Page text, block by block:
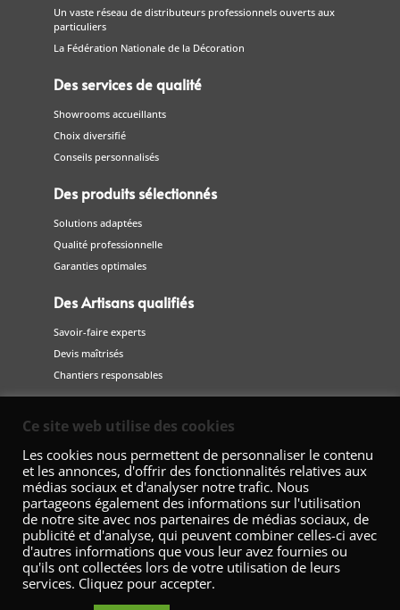
Un vaste réseau de distributeurs professionnels ouverts aux
particuliers
La Fédération Nationale de la Décoration
Des services de qualité
Showrooms accueillants
Choix diversifié
Conseils personnalisés
Des produits sélectionnés
Solutions adaptées
Qualité professionnelle
Garanties optimales
Des Artisans qualifiés
Savoir-faire experts
Devis maîtrisés
Chantiers responsables
Fédération Nationale de la Décoration – 42 Avenue Marceau 75008
Ce site web utilise des cookies
Les cookies nous permettent de personnaliser le contenu
et les annonces, d'offrir des fonctionnalités relatives aux
médias sociaux et d'analyser notre trafic. Nous
partageons également des informations sur l'utilisation
de notre site avec nos partenaires de médias sociaux, de
publicité et d'analyse, qui peuvent combiner celles-ci avec
d'autres informations que vous leur avez fournies ou
qu'ils ont collectées lors de votre utilisation de leurs
services. Cliquez pour accepter.